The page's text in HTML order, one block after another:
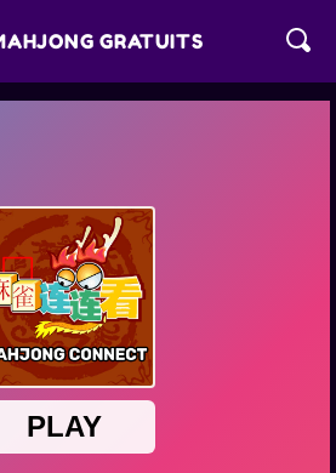
GRATUITS